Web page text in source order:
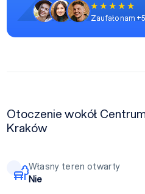
Zaufało nam
Otoczenie wokół
Kraków
Własny teren otwarty
Nie